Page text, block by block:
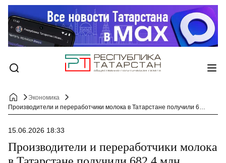
Экономика
Производители и переработчики молока в Татарстане получили 682,4 млн рублей субсидий
15.06.2026 18:33
Производители и переработчики молока